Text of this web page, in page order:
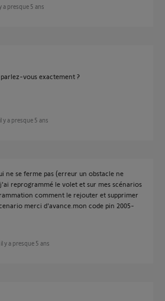
a presque 5 ans
vous exactement ?
il y a presque 5 ans
ne se ferme pas (erreur un obstacle ne
reprogrammé le volet et sur mes scénarios
comment le rejouter et supprimer
merci d'avance.mon code pin 2005-
il y a presque 5 ans